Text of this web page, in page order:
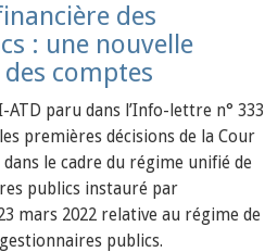
des
: une nouvelle
comptes
paru dans l’Info-lettre n° 333
premières décisions de la Cour
le cadre du régime unifié de
publics instauré par
mars 2022 relative au régime de
publics.